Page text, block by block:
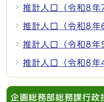
推計人口（令和8年
推計人口（令和8年
推計人口（令和8年
推計人口（令和8年
企画総務部総務課行政